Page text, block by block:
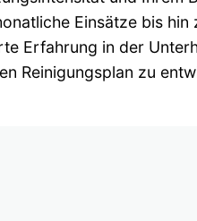
Einsätze bis
Erfahrung in der
Reinigungsplan zu